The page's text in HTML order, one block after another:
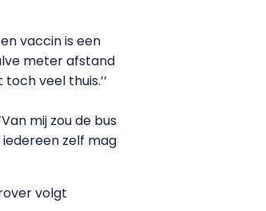
vaccin is een
meter afstand
veel thuis.’’
mij zou de bus
zelf mag
volgt